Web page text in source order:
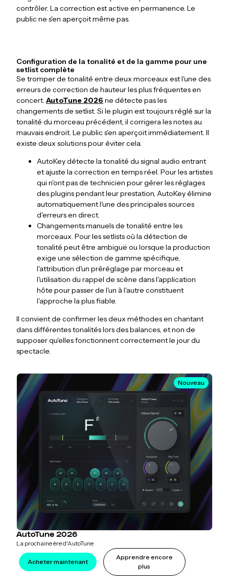
contrôler. La correction est active en permanence. Le
public ne s'en aperçoit même pas.
Configuration de la tonalité et de la gamme pour une
setlist complète
Se tromper de tonalité entre deux morceaux est l'une des
erreurs de correction de hauteur les plus fréquentes en
concert. AutoTune 2026 ne détecte pas les
changements de setlist. Si le plugin est toujours réglé sur la
tonalité du morceau précédent, il corrigera les notes au
mauvais endroit. Le public s'en aperçoit immédiatement. Il
existe deux solutions pour éviter cela.
AutoKey détecte la tonalité du signal audio entrant
et ajuste la correction en temps réel. Pour les artistes
qui n'ont pas de technicien pour gérer les réglages
des plugins pendant leur prestation, AutoKey élimine
automatiquement l'une des principales sources
d'erreurs en direct.
Changements manuels de tonalité entre les
morceaux. Pour les setlists où la détection de
tonalité peut être ambiguë ou lorsque la production
exige une sélection de gamme spécifique,
l'attribution d'un préréglage par morceau et
l'utilisation du rappel de scène dans l'application
hôte pour passer de l'un à l'autre constituent
l'approche la plus fiable.
Il convient de confirmer les deux méthodes en chantant
dans différentes tonalités lors des balances, et non de
supposer qu'elles fonctionnent correctement le jour du
spectacle.
Nouveau
AutoTune 2026
La prochaine ère d'AutoTune
Acheter maintenant
Apprendre encore
plus